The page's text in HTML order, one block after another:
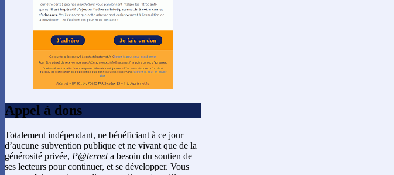
Appel à dons
Totalement indépendant, ne bénéficiant à ce jour
d’aucune subvention publique et ne vivant que de la
générosité privée, P@terneta besoin du soutien de
ses lecteurs pour continuer, et se développer. Vous